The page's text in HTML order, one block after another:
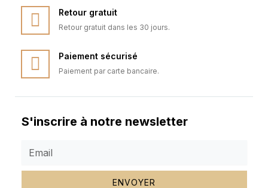
Retour gratuit
Retour gratuit dans les 30 jours.
Paiement sécurisé
Paiement par carte bancaire.
S'inscrire à notre newsletter
ENVOYER